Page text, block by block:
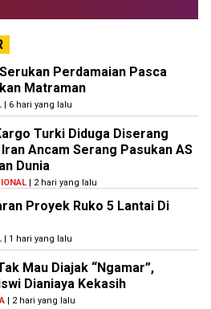
Perdamaian Pasca
Matraman
| 6 hari yang lalu
Turki Diduga Diserang
Ancam Serang Pasukan AS
Dunia
| 2 hari yang lalu
Proyek Ruko 5 Lantai Di
| 1 hari yang lalu
Mau Diajak “Ngamar”,
Dianiaya Kekasih
| 2 hari yang lalu